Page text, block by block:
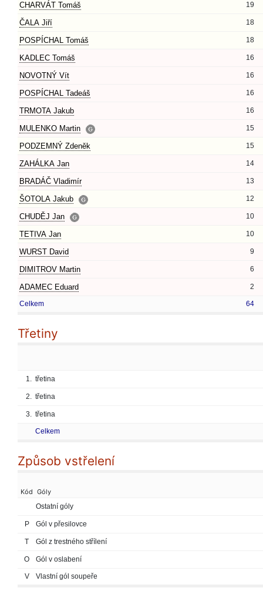
CHARVÁT Tomáš 19
ČALA Jiří 18
POSPÍCHAL Tomáš 18
KADLEC Tomáš 16
NOVOTNÝ Vít 16
POSPÍCHAL Tadeáš 16
TRMOTA Jakub 16
MULENKO Martin 15
PODZEMNÝ Zdeněk 15
ZAHÁLKA Jan 14
BRADÁČ Vladimír 13
ŠOTOLA Jakub 12
CHUDĚJ Jan 10
TETIVA Jan 10
WURST David 9
DIMITROV Martin 6
ADAMEC Eduard 2
Celkem 64
Třetiny
1. třetina
2. třetina
3. třetina
Celkem
Způsob vstřelení
Kód Góly
Ostatní góly
P Gól v přesilovce
T Gól z trestného střílení
O Gól v oslabení
V Vlastní gól soupeře